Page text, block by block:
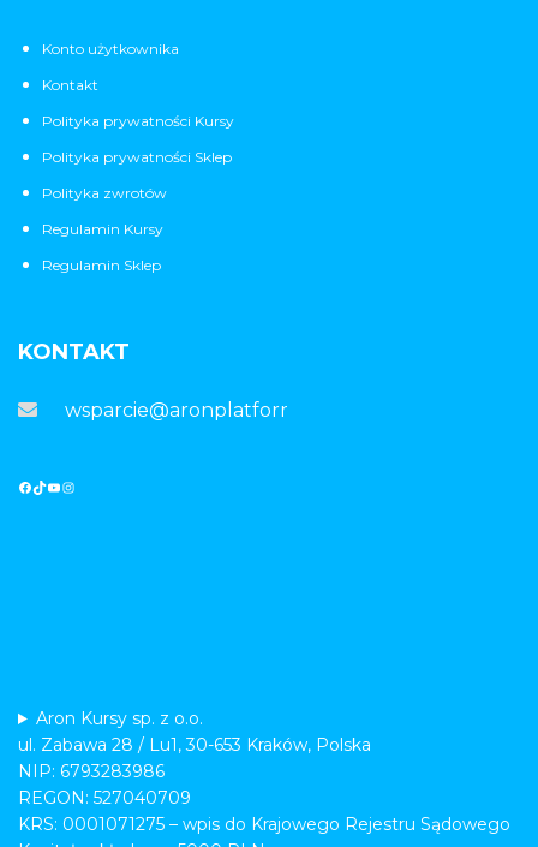
Konto użytkownika
Kontakt
Polityka prywatności Kursy
Polityka prywatności Sklep
Polityka zwrotów
Regulamin Kursy
Regulamin Sklep
KONTAKT
wsparcie@aronplatforma.pl
Aron Kursy sp. z o.o.
ul. Zabawa 28 / Lu1, 30-653 Kraków, Polska
NIP: 6793283986
REGON: 527040709
KRS: 0001071275 – wpis do Krajowego Rejestru Sądowego